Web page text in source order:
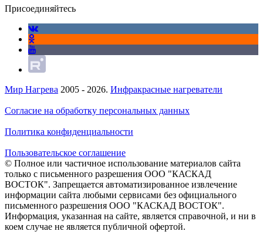
Присоединяйтесь
Мир Нагрева 2005 - 2026. Инфракрасные нагреватели
Согласие на обработку персональных данных
Политика конфиденциальности
Пользовательское соглашение
© Полное или частичное использование материалов сайта
только с письменного разрешения ООО "КАСКАД
ВОСТОК". Запрещается автоматизированное извлечение
информации сайта любыми сервисами без официального
письменного разрешения ООО "КАСКАД ВОСТОК".
Информация, указанная на сайте, является справочной, и ни в
коем случае не является публичной офертой.